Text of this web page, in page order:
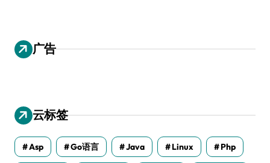
广告
云标签
Asp Go语言 Java Linux Php